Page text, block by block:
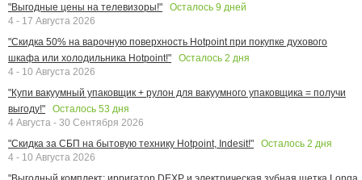
"Выгодные цены на телевизоры!"
Осталось 9 дней
4 - 17 Августа 2026
"Скидка 50% на варочную поверхность Hotpoint при покупке духового
шкафа или холодильника Hotpoint!"
Осталось 2 дня
4 - 10 Августа 2026
"Купи вакуумный упаковщик + рулон для вакуумного упаковщика = получи
выгоду!"
Осталось 53 дня
4 Августа - 30 Сентября 2026
"Скидка за СБП на бытовую технику Hotpoint, Indesit!"
Осталось 2 дня
4 - 10 Августа 2026